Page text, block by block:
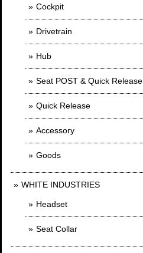
Cockpit
Drivetrain
Hub
Seat POST & Quick Release
Quick Release
Accessory
Goods
WHITE INDUSTRIES
Headset
Seat Collar